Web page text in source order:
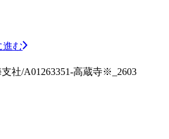
進む
社/A01263351-高蔵寺※_2603